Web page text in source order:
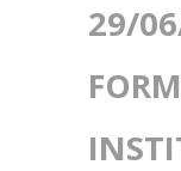
29/